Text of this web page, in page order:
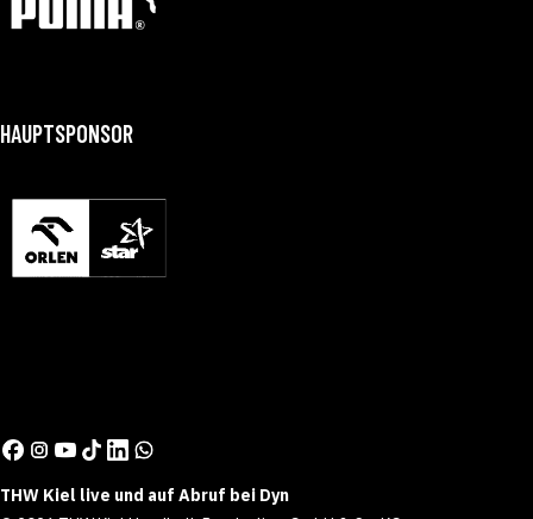
HAUPTSPONSOR
THW Kiel live und auf Abruf bei Dyn